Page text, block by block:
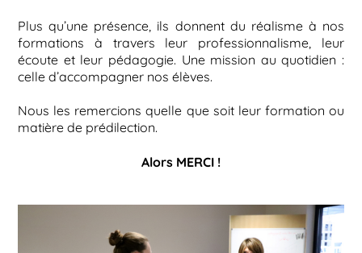
Plus qu’une présence, ils donnent du réalisme à nos
formations à travers leur professionnalisme, leur
écoute et leur pédagogie. Une mission au quotidien :
celle d’accompagner nos élèves.
Nous les remercions quelle que soit leur formation ou
matière de prédilection.
Alors MERCI !